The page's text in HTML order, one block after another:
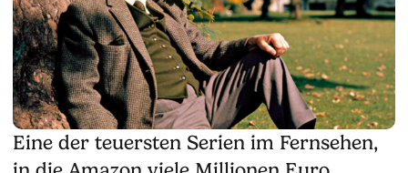
Eine der teuersten Serien im Fernsehen,